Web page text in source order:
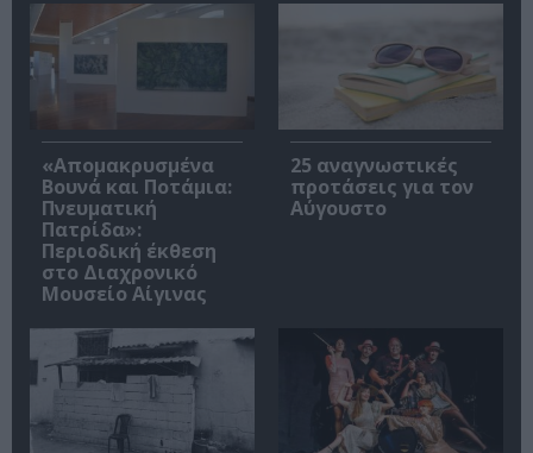
«Απομακρυσμένα
Βουνά και Ποτάμια:
Πνευματική
Πατρίδα»:
Περιοδική έκθεση
στο Διαχρονικό
Μουσείο Αίγινας
25 αναγνωστικές
προτάσεις για τον
Αύγουστο